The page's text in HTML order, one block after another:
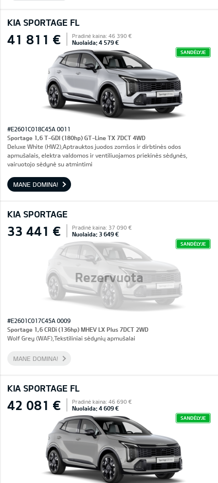
KIA SPORTAGE FL
41 811 € Pradinė kaina: 46 390 €
Nuolaida: 4 579 €
SANDĖLYJE
#E2601C018C45A 0011
Sportage 1,6 T-GDI (180hp) GT-Line TX 7DCT 4WD
Deluxe White (HW2),Aptrauktos juodos zomšos ir dirbtinės odos
apmušalais, elektra valdomos ir ventiliuojamos priekinės sėdynės,
vairuotojo sėdynė su atmintimi
MANE DOMINA!
KIA SPORTAGE
Rezervuota
33 441 € Pradinė kaina: 37 090 €
Nuolaida: 3 649 €
SANDĖLYJE
#E2601C017C45A 0009
Sportage 1,6 CRDi (136hp) MHEV LX Plus 7DCT 2WD
Wolf Grey (WAF),Tekstiliniai sėdynių apmušalai
MANE DOMINA!
KIA SPORTAGE FL
42 081 € Pradinė kaina: 46 690 €
Nuolaida: 4 609 €
SANDĖLYJE